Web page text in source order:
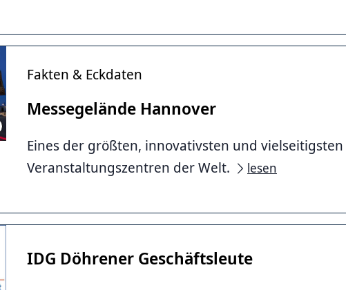
Deutsche Messe AG
Fakten & Eckdaten
Messegelände Hannover
Eines der größten, innovativsten und vielseitigsten
Veranstaltungszentren der Welt.
lesen
IDG Döhrener Geschäftsleute